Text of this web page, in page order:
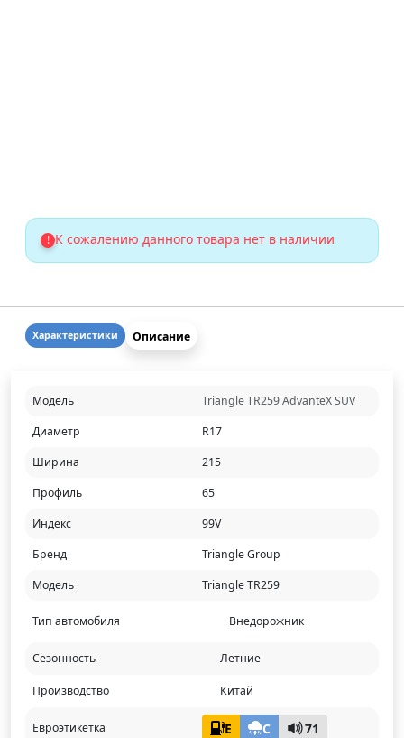
! К сожалению данного товара нет в наличии
Характеристики Описание
Модель
Triangle TR259 AdvanteX SUV
Диаметр
R17
Ширина
215
Профиль
65
Индекс
99V
Бренд
Triangle Group
Модель
Triangle TR259
Тип автомобиля Внедорожник
Сезонность Летние
Производство Китай
Евроэтикетка E C 71